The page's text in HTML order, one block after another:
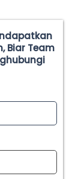
Biar Team